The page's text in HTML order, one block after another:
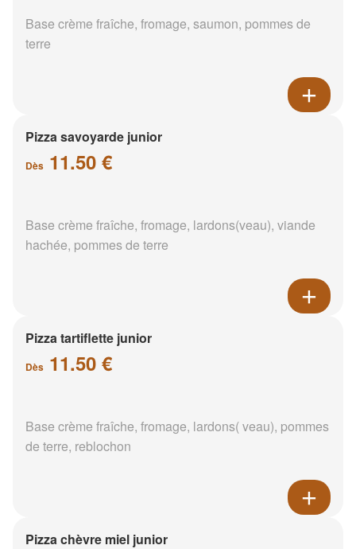
Base crème fraîche, fromage, saumon, pommes de
terre
Pizza savoyarde junior
Dès 11.50 €
Base crème fraîche, fromage, lardons(veau), viande
hachée, pommes de terre
Pizza tartiflette junior
Dès 11.50 €
Base crème fraîche, fromage, lardons( veau), pommes
de terre, reblochon
Pizza chèvre miel junior